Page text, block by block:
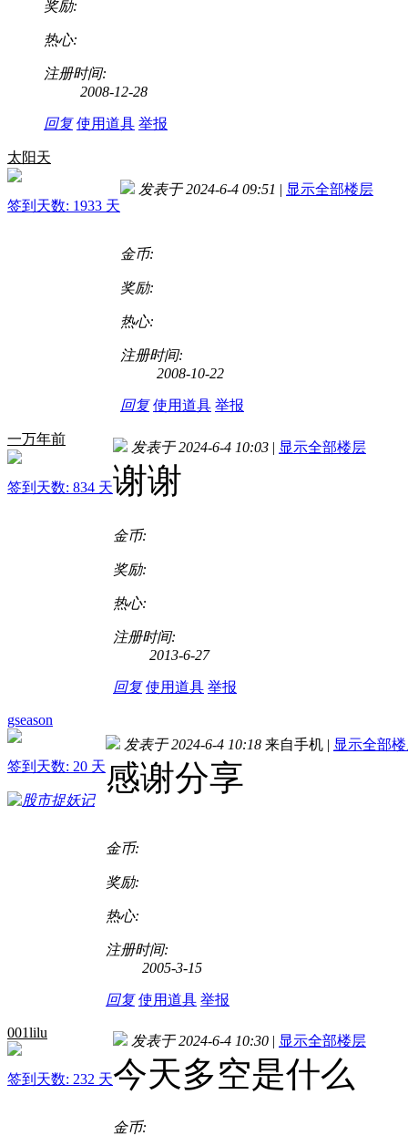
奖励:
热心:
注册时间:
2008-12-28
回复 使用道具 举报
太阳天
签到天数: 1933 天
发表于 2024-6-4 09:51 | 显示全部楼层
金币:
奖励:
热心:
注册时间:
2008-10-22
回复 使用道具 举报
一万年前
签到天数: 834 天
发表于 2024-6-4 10:03 | 显示全部楼层
谢谢
金币:
奖励:
热心:
注册时间:
2013-6-27
回复 使用道具 举报
gseason
签到天数: 20 天
发表于 2024-6-4 10:18 来自手机 | 显示全部
感谢分享
金币:
奖励:
热心:
注册时间:
2005-3-15
回复 使用道具 举报
001lilu
签到天数: 232 天
发表于 2024-6-4 10:30 | 显示全部楼层
今天多空是什么
金币: